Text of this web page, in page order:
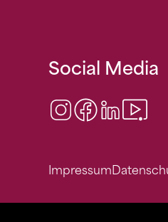
Social Media
Instagram
Facebook
Impressum